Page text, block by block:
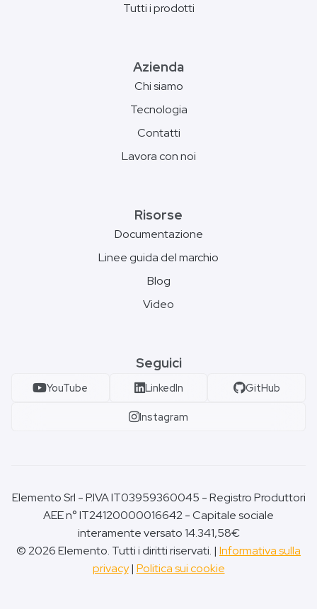
Tutti i prodotti
Azienda
Chi siamo
Tecnologia
Contatti
Lavora con noi
Risorse
Documentazione
Linee guida del marchio
Blog
Video
Seguici
YouTube LinkedIn GitHub
Instagram
Elemento Srl - P.IVA IT03959360045 - Registro Produttori
AEE n° IT24120000016642 - Capitale sociale
interamente versato 14.341,58€
© 2026 Elemento. Tutti i diritti riservati. | Informativa sulla
privacy| Politica sui cookie